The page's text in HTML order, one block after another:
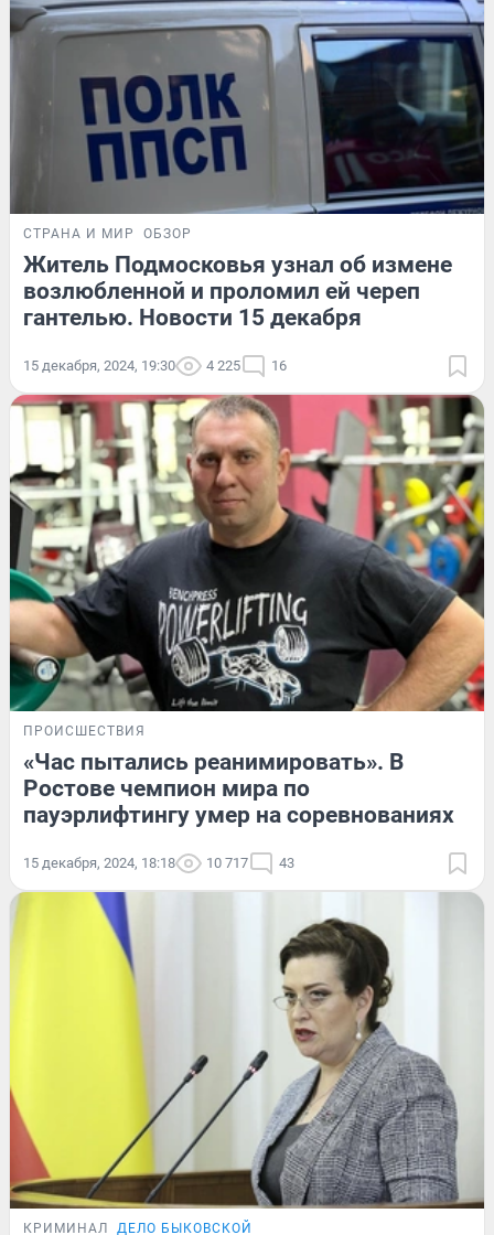
СТРАНА И МИР ОБЗОР
Житель Подмосковья узнал об измене
возлюбленной и проломил ей череп
гантелью. Новости 15 декабря
15 декабря, 2024, 19:30 4 225 16
ПРОИСШЕСТВИЯ
«Час пытались реанимировать». В
Ростове чемпион мира по
пауэрлифтингу умер на соревнованиях
15 декабря, 2024, 18:18 10 717 43
КРИМИНАЛ ДЕЛО БЫКОВСКОЙ